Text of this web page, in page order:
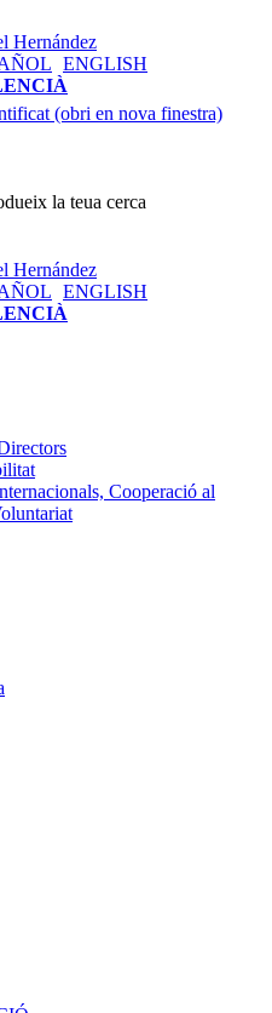
ENGLISH
(obri en nova finestra)
la teua cerca
ENGLISH
Cooperació al